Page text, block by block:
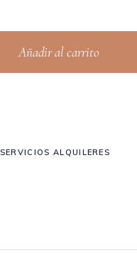
Añadir al carrito
SERVICIOS ALQUILERES